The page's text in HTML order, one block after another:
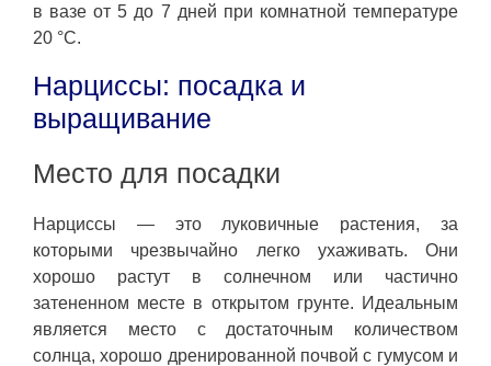
в вазе от 5 до 7 дней при комнатной температуре
20 °C.
Нарциссы: посадка и
выращивание
Место для посадки
Нарциссы — это луковичные растения, за
которыми чрезвычайно легко ухаживать. Они
хорошо растут в солнечном или частично
затененном месте в открытом грунте. Идеальным
является место с достаточным количеством
солнца, хорошо дренированной почвой с гумусом и